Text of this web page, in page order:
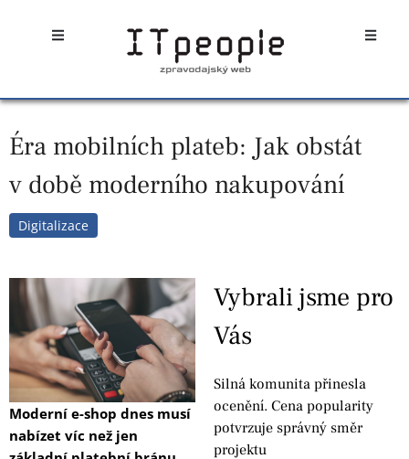
Open Open
Éra mobilních plateb: Jak obstát
v době moderního nakupování
Digitalizace
Moderní e-shop dnes musí
nabízet víc než jen
Vybrali jsme pro
Vás
Silná komunita přinesla
ocenění. Cena popularity
potvrzuje správný směr
projektu